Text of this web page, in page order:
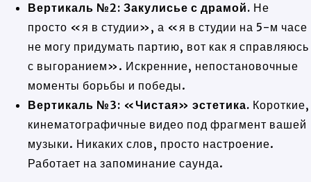
Вертикаль №2: Закулисье с драмой. Не
просто «я в студии», а «я в студии на 5-м часе
не могу придумать партию, вот как я справляюсь
с выгоранием». Искренние, непостановочные
моменты борьбы и победы.
Вертикаль №3: «Чистая» эстетика. Короткие,
кинематографичные видео под фрагмент вашей
музыки. Никаких слов, просто настроение.
Работает на запоминание саунда.